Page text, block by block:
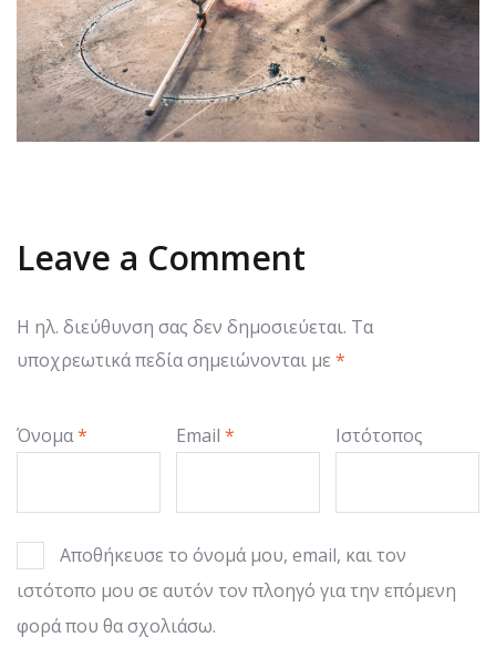
Leave a Comment
Η ηλ. διεύθυνση σας δεν δημοσιεύεται. Τα
υποχρεωτικά πεδία σημειώνονται με *
Όνομα* Email* Ιστότοπος
Αποθήκευσε το όνομά μου, email, και τον
ιστότοπο μου σε αυτόν τον πλοηγό για την επόμενη
φορά που θα σχολιάσω.